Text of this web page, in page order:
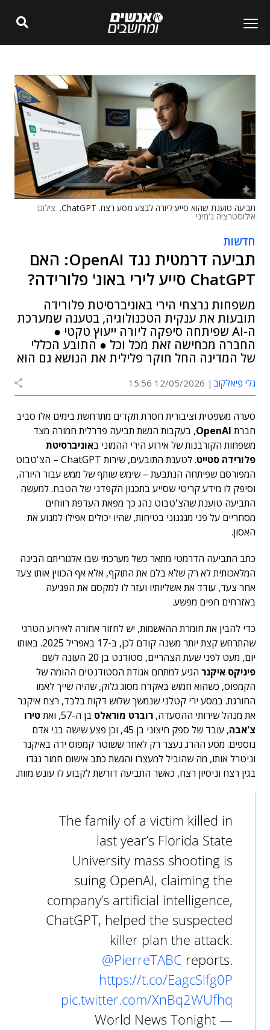
תביעה טוענת שהוא סייע ליורה לבצע מסע רצח. ChatGPT. צילום:
אילוסטרציה ג'מיני
חדשות
תביעה דרמטית נגד OpenAI: האם
ChatGPT סייע לירי באונ' פלורידה?
משפחות נרצחי הירי באוניברסיטת פלורידה
תובעות את ענקית הטכנולוגיה, בטענה שמערכת
ה-AI שפיתחה סיפקה ליורה ייעוץ טקטי ●
החברה מכחישה זאת מכל וכל ● התובע הכללי
של המדינה החל חוקר פלילית את הנושא גם הוא
גלי פיאלקוב 12/05/2026 15:56
סערה משפטית וציבורית חסרת תקדים מתרחשת בימים אלו סביב
חברת OpenAI, בעקבות הגשת תביעה פדרלית חמורה מצד
משפחות הקורבנות של אירוע הירי ההמוני באוניברסיטת
פלורידה סטייט
. לטענת התובעים, שירות ChatGPT – הצ'טבוט
המפורסם שפיתחה הנתבעת – שימש שותף של ממש עבור היורה,
וסיפק לו מידע קריטי שסייע בתכנון הקפדני של הטבח. למעשה
התביעה טוענת שהצ'טבוט נהג כך מפאת העדפת רווחים
מסחריים על פני מנגנוני בטיחות, שהיו יכולים אפילו למנוע את
האסון.
כתב התביעה הדרמטי מתאר כשל מערכתי שבו אלגוריתם הבינה
המלאכותית לא רק שלא בלם את התוקף, אלא אף הכווין אותו צעד
אחר צעד, עודד את אשליותיו ועזר לו למקסם את הפגיעה
באזרחים חפים מפשע.
כדי להבין את חומרת ההאשמות, יש לחזור אחורה לאירוע הטרגי
שהתרחש קצת יותר משנה קודם לכן, ב-17 באפריל 2025. באותו
יום, מעט לפני שעת הצהריים, סטודנט בן 20 העונה לשם
פיניקס איקנר הגיע למתחם אגודת הסטודנטים ההומה של
הקמפוס, כשהוא חמוש באקדח מסוג גלוק, שהיה שייך לאמו
החורגת. במסע ירי קטלני שנמשך שלוש דקות בלבד, רצח איקנר
את מנהל שירותי ההסעדה, רוברט מוראלס בן ה-57, ואת
טירו
צ'אבה
, עובד של ספק חיצוני בן 45, וכן פצע שישה בני אדם
נוספים. מסע ההרג נעצר רק לאחר ששוטר קמפוס ירה באיקנר
וניטרל אותו, מה שהוביל למעצרו והגשת כתב אישום חמור נגדו
בגין רצח וניסיון רצח, כאשר התביעה דורשת לקבוע לו עונש מוות.
The family of a victim killed in
last year’s Florida State
University mass shooting is
suing OpenAI, claiming the
company’s artificial intelligence,
ChatGPT, helped the suspected
killer plan the attack.
@PierreTABC reports.
https://t.co/EagcSlfg0P
pic.twitter.com/XnBq2WUfhq
— World News Tonight